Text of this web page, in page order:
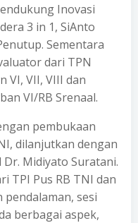
Inovasi
3 in 1, SiAnto
Sementara
dari TPN
VI, VII, VIII dan
VI/RB Srenaal.
pembukaan
dilanjutkan dengan
Midiyato Suratani.
TPI Pus RB TNI dan
pendalaman, sesi
berbagai aspek,